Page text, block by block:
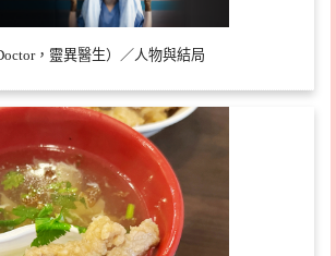
，靈異醫生）／人物與結局